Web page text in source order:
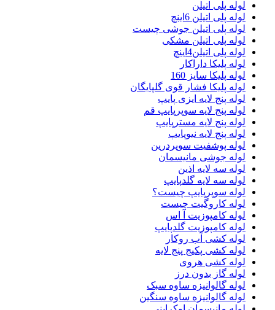
لوله پلی اتیلن
لوله پلی اتیلن 6اینچ
لوله پلی اتیلن جوشی چیست
لوله پلی اتیلن مشکی
لوله پلی اتیلن4اینچ
لوله پلیکا داراکار
لوله پلیکا سایز 160
لوله پلیکا فشار قوی گلپایگان
لوله پنج لایه ایزی پایپ
لوله پنج لایه سوپرپایپ قم
لوله پنج لایه مسترپایپ
لوله پنج لایه نیوپایپ
لوله پوشفیت سوپردرین
لوله جوشی مانیسمان
لوله سه لایه اذین
لوله سه لایه گلدپایپ
لوله سوپرپایپ چیست؟
لوله کاروگیت چیست
لوله کامپوزیت آ اس
لوله کامپوزیت گلدپایپ
لوله کشی آب روکار
لوله کشی پکیج پنج لایه
لوله کشی هروی
لوله گاز بدون درز
لوله گالوانیزه ساوه سبک
لوله گالوانیزه ساوه سنگین